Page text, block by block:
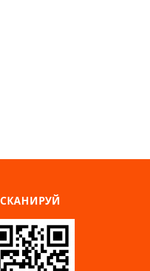
СКАНИРУЙ